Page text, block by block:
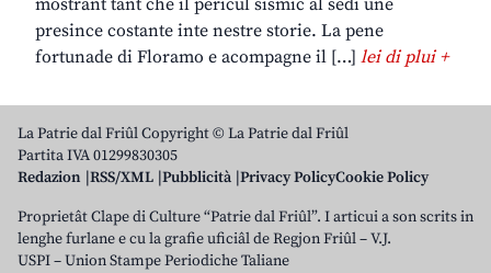
mostrant tant che il pericul sismic al sedi une
presince costante inte nestre storie. La pene
fortunade di Floramo e acompagne il […] lei di plui +
La Patrie dal Friûl Copyright © La Patrie dal Friûl
Partita IVA 01299830305
Redazion RSS/XML Pubblicità Privacy PolicyCookie Policy
Proprietât Clape di Culture “Patrie dal Friûl”. I articui a son scrits in
lenghe furlane e cu la grafie uficiâl de Regjon Friûl – V.J.
USPI – Union Stampe Periodiche Taliane